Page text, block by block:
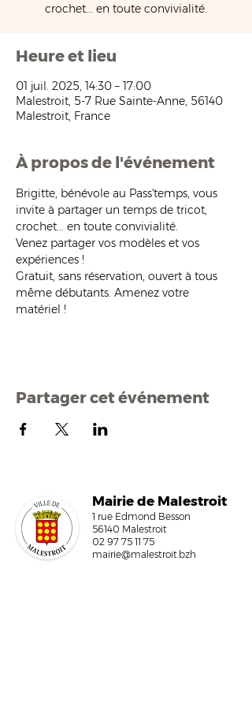
crochet... en toute convivialité.
Heure et lieu
01 juil. 2025, 14:30 – 17:00
Malestroit, 5-7 Rue Sainte-Anne, 56140
Malestroit, France
À propos de l'événement
Brigitte, bénévole au Pass'temps, vous
invite à partager un temps de tricot,
crochet... en toute convivialité.
Venez partager vos modèles et vos
expériences !
Gratuit, sans réservation, ouvert à tous
même débutants. Amenez votre
matériel !
Partager cet événement
Mairie de Malestroit
1 rue Edmond Besson
56140 Malestroit
02 97 75 11 75
mairie@malestroit.bzh